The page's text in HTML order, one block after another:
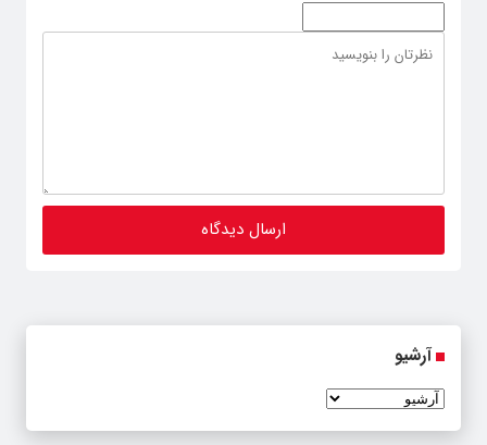
آرشیو